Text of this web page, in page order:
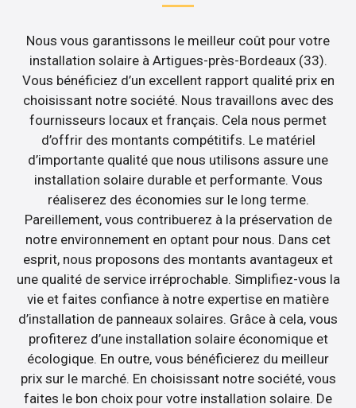
Nous vous garantissons le meilleur coût pour votre
installation solaire à Artigues-près-Bordeaux (33).
Vous bénéficiez d’un excellent rapport qualité prix en
choisissant notre société. Nous travaillons avec des
fournisseurs locaux et français. Cela nous permet
d’offrir des montants compétitifs. Le matériel
d’importante qualité que nous utilisons assure une
installation solaire durable et performante. Vous
réaliserez des économies sur le long terme.
Pareillement, vous contribuerez à la préservation de
notre environnement en optant pour nous. Dans cet
esprit, nous proposons des montants avantageux et
une qualité de service irréprochable. Simplifiez-vous la
vie et faites confiance à notre expertise en matière
d’installation de panneaux solaires. Grâce à cela, vous
profiterez d’une installation solaire économique et
écologique. En outre, vous bénéficierez du meilleur
prix sur le marché. En choisissant notre société, vous
faites le bon choix pour votre installation solaire. De